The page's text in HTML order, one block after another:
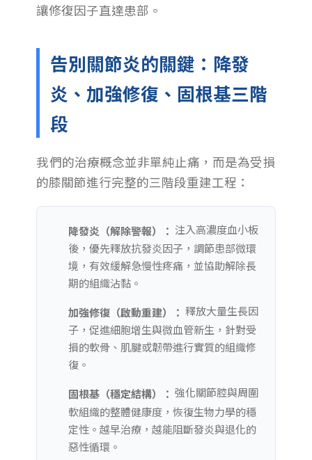
讓修復因子直達患部。
告別關節炎的關鍵：降發
炎、加強修復、固根基三階
段
我們的治療概念並非單純止痛，而是為受損
的膝關節進行完整的三階段重建工程：
降發炎（解除警報）： 注入高濃度血小板
後，優先釋放抗發炎因子，調節患部微環
境，有效緩解急慢性疼痛，並協助解除長
期的組織沾黏。
加強修復（啟動重建）： 釋放大量生長因
子，促進細胞增生與微血管新生，針對受
損的軟骨、肌腱或韌帶進行實質的組織修
復。
固根基（穩定結構）： 強化關節腔與周圍
軟組織的整體健康度，恢復生物力學的穩
定性。越早治療，越能阻斷發炎與退化的
惡性循環。